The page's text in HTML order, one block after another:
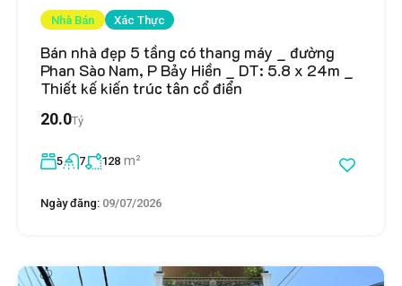
Nhà Bán Xác Thực
Bán nhà đẹp 5 tầng có thang máy _ đường
Phan Sào Nam, P Bảy Hiền _ DT: 5.8 x 24m _
Thiết kế kiến trúc tân cổ điển
20.0Tỷ
5 7 128 m²
Ngày đăng: 09/07/2026